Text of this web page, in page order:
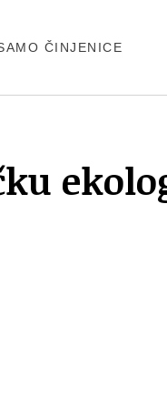
ČINJENICE